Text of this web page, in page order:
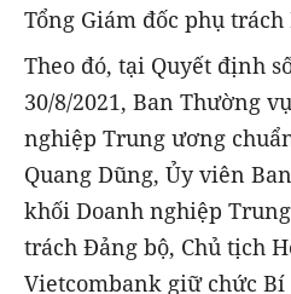
Tổng Giám đốc phụ
Theo đó, tại Quyết định
30/8/2021, Ban Thường
nghiệp Trung ương
Quang Dũng, Ủy viên
khối Doanh nghiệp
trách Đảng bộ, Chủ tịch
Vietcombank giữ chức